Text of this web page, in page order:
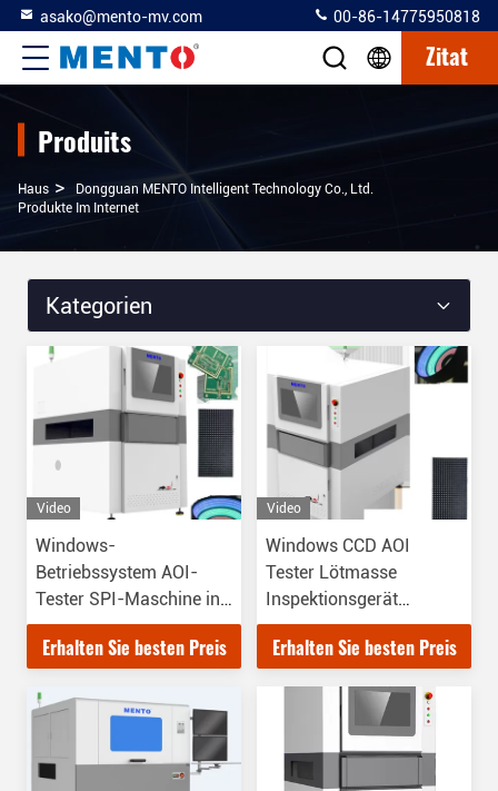
asako@mento-mv.com 00-86-14775950818
Zitat
Produits
Haus >
Dongguan MENTO Intelligent Technology Co., Ltd.
Produkte Im Internet
Kategorien
Video
Windows-
Betriebssystem AOI-
Tester SPI-Maschine in
SMT 100V-240V
Erhalten Sie besten Preis
Video
Windows CCD AOI
Tester Lötmasse
Inspektionsgerät
50Hz/60Hz
Erhalten Sie besten Preis